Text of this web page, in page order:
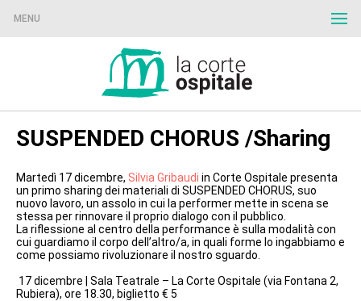
MENU
SUSPENDED CHORUS /Sharing
Martedì 17 dicembre, Silvia Gribaudi in Corte Ospitale presenta
un primo sharing dei materiali di SUSPENDED CHORUS, suo
nuovo lavoro, un assolo in cui la performer mette in scena se
stessa per rinnovare il proprio dialogo con il pubblico.
La riflessione al centro della performance è sulla modalità con
cui guardiamo il corpo dell’altro/a, in quali forme lo ingabbiamo e
come possiamo rivoluzionare il nostro sguardo.
17 dicembre | Sala Teatrale – La Corte Ospitale (via Fontana 2,
Rubiera), ore 18.30, biglietto € 5